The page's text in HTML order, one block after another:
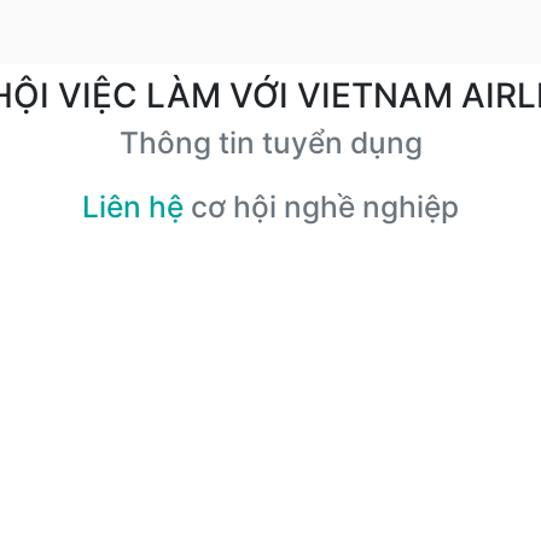
VIỆC LÀM VỚI VIETNAM
Thông tin tuyển dụng
Liên hệ cơ hội nghề nghiệp